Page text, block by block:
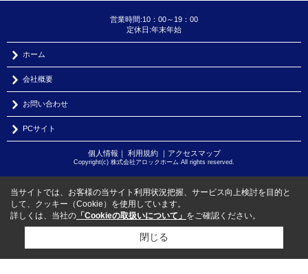
営業時間:10：00～19：00
定休日:年末年始
ホーム
会社概要
お問い合わせ
PCサイト
個人情報 ｜ 利用規約｜ アクセスマップ
Copyright(c) 株式会社アロックホーム All rights reserved.
当サイトでは、お客様の当サイト利用状況把握、サービス向上検討を目的と
して、クッキー（Cookie）を使用しています。
詳しくは、当社の 「Cookieの取扱いについて」 をご確認ください。
閉じる